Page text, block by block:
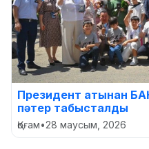
Президент атынан
пәтер табысталды
Қоғам•28 маусым, 2026